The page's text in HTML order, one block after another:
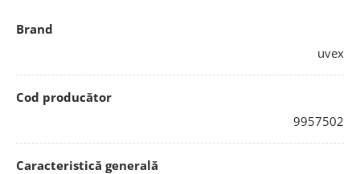
Brand
uvex
Cod producător
9957502
Caracteristică generală